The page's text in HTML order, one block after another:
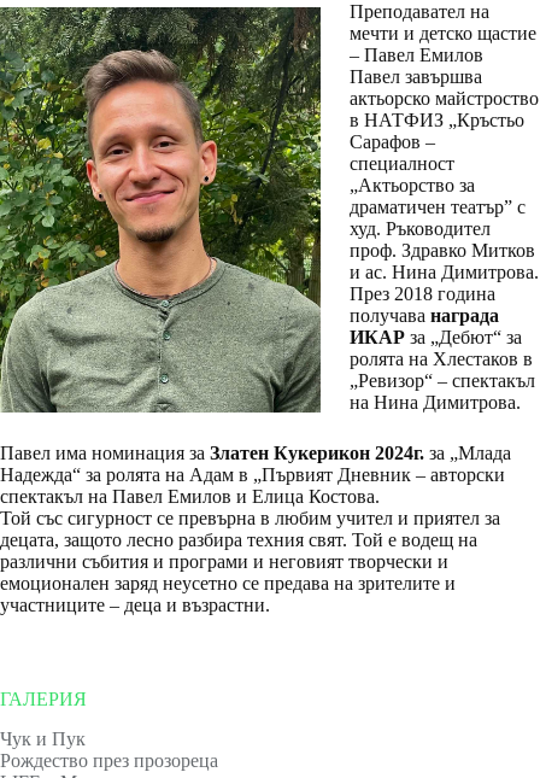
Преподавател на
мечти и детско щастие
– Павел Емилов
Павел завършва
актьорско майстроство
в НАТФИЗ „Кръстьо
Сарафов –
специалност
„Актьорство за
драматичен театър” с
худ. Ръководител
проф. Здравко Митков
и ас. Нина Димитрова.
През 2018 година
получава награда
ИКАР за „Дебют“ за
ролята на Хлестаков в
„Ревизор“ – спектакъл
на Нина Димитрова.
Павел има номинация за Златен Кукерикон 2024г. за „Млада
Надежда“ за ролята на Адам в „Първият Дневник – авторски
спектакъл на Павел Емилов и Елица Костова.
Той със сигурност се превърна в любим учител и приятел за
децата, защото лесно разбира техния свят. Той е водещ на
различни събития и програми и неговият творчески и
емоционален заряд неусетно се предава на зрителите и
участниците – деца и възрастни.
ГАЛЕРИЯ
Чук и Пук
Рождество през прозореца